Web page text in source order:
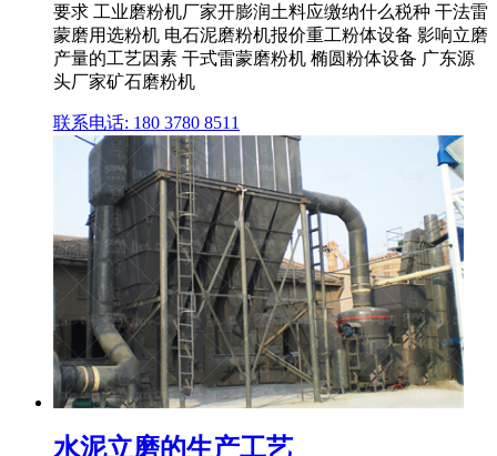
要求 工业磨粉机厂家开膨润土料应缴纳什么税种 干法雷
蒙磨用选粉机 电石泥磨粉机报价重工粉体设备 影响立磨
产量的工艺因素 干式雷蒙磨粉机 椭圆粉体设备 广东源
头厂家矿石磨粉机
联系电话: 180 3780 8511
水泥立磨的生产工艺